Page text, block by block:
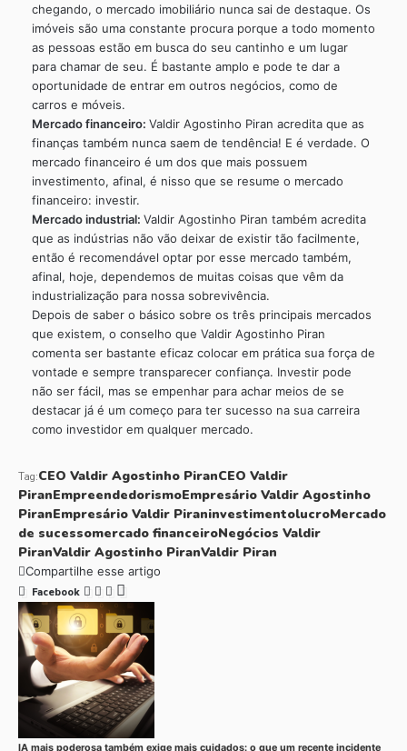
chegando, o mercado imobiliário nunca sai de destaque. Os
imóveis são uma constante procura porque a todo momento
as pessoas estão em busca do seu cantinho e um lugar
para chamar de seu. É bastante amplo e pode te dar a
oportunidade de entrar em outros negócios, como de
carros e móveis.
Mercado financeiro: Valdir Agostinho Piran acredita que as
finanças também nunca saem de tendência! E é verdade. O
mercado financeiro é um dos que mais possuem
investimento, afinal, é nisso que se resume o mercado
financeiro: investir.
Mercado industrial: Valdir Agostinho Piran também acredita
que as indústrias não vão deixar de existir tão facilmente,
então é recomendável optar por esse mercado também,
afinal, hoje, dependemos de muitas coisas que vêm da
industrialização para nossa sobrevivência.
Depois de saber o básico sobre os três principais mercados
que existem, o conselho que Valdir Agostinho Piran
comenta ser bastante eficaz colocar em prática sua força de
vontade e sempre transparecer confiança. Investir pode
não ser fácil, mas se empenhar para achar meios de se
destacar já é um começo para ter sucesso na sua carreira
como investidor em qualquer mercado.
Tag:CEO Valdir Agostinho PiranCEO Valdir
PiranEmpreendedorismoEmpresário Valdir Agostinho
PiranEmpresário Valdir PiraninvestimentolucroMercado
de sucessomercado financeiroNegócios Valdir
PiranValdir Agostinho PiranValdir Piran
Compartilhe esse artigo
Facebook
IA mais poderosa também exige mais cuidados: o que um recente incidente